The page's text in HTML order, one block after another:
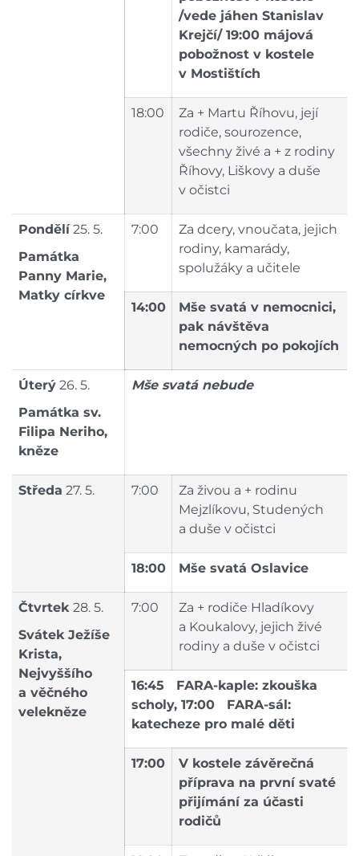
/vede jáhen Stanislav
Krejčí/ 19:00 májová
pobožnost v kostele
v Mostištích
18:00
Za + Martu Říhovu, její
rodiče, sourozence,
všechny živé a + z rodiny
Říhovy, Liškovy a duše
v očistci
Pondělí25. 5.
Památka
Panny Marie,
Matky církve
7:00
Za dcery, vnoučata, jejich
rodiny, kamarády,
spolužáky a učitele
14:00
Mše svatá v nemocnici,
pak návštěva
nemocných po pokojích
Úterý26. 5.
Památka sv.
Filipa Neriho,
kněze
Mše svatá nebude
Středa 27. 5. 7:00
Za živou a + rodinu
Mejzlíkovu, Studených
a duše v očistci
18:00 Mše svatá Oslavice
Čtvrtek 28. 5.
Svátek Ježíše
Krista,
Nejvyššího
a věčného
velekněze
7:00
Za + rodiče Hladíkovy
a Koukalovy, jejich živé
rodiny a duše v očistci
16:45 FARA-kaple: zkouška
scholy, 17:00 FARA-sál:
katecheze pro malé děti
17:00
V kostele závěrečná
příprava na první svaté
přijímání za účasti
rodičů